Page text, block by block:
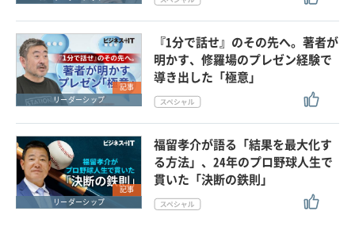
記事
リーダーシップ
『1分で話せ』のその先へ。著者が
明かす、修羅場のプレゼン経験で
導き出した「極意」
記事
リーダーシップ
福留孝介が語る「結果を最大化す
る方法」、24年のプロ野球人生で
貫いた「決断の鉄則」